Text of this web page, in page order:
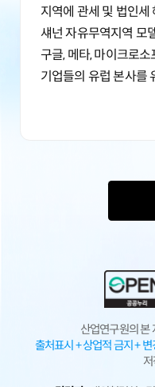
지역에 관세 및 법인
섀넌 자유무역지역 모
구글, 메타, 마이크로
기업들의 유럽 본사를
산업연구원의 본
출처표시 + 상업적 금지 + 변